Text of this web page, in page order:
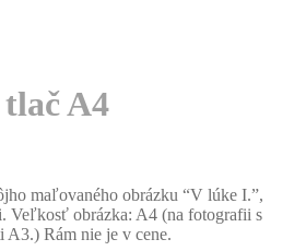
A4
maľovaného obrázku “V lúke I.”,
Veľkosť obrázka: A4 (na fotografii s
A3.) Rám nie je v cene.